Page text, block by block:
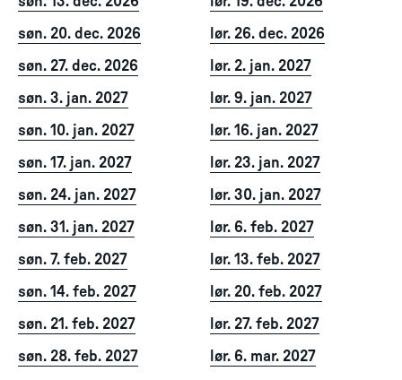
søn. 20. dec. 2026
lør. 26. dec. 2026
søn. 27. dec. 2026
lør. 2. jan. 2027
søn. 3. jan. 2027
lør. 9. jan. 2027
søn. 10. jan. 2027
lør. 16. jan. 2027
søn. 17. jan. 2027
lør. 23. jan. 2027
søn. 24. jan. 2027
lør. 30. jan. 2027
søn. 31. jan. 2027
lør. 6. feb. 2027
søn. 7. feb. 2027
lør. 13. feb. 2027
søn. 14. feb. 2027
lør. 20. feb. 2027
søn. 21. feb. 2027
lør. 27. feb. 2027
søn. 28. feb. 2027
lør. 6. mar. 2027